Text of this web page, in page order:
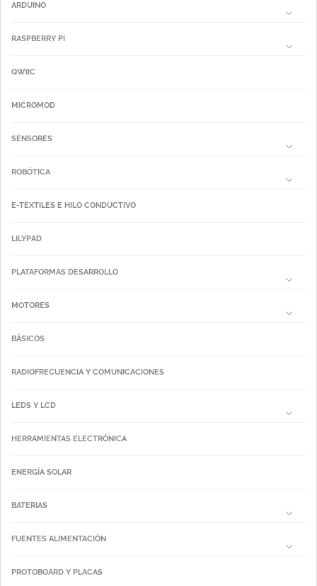
ARDUINO
RASPBERRY PI
QWIIC
MICROMOD
SENSORES
ROBÓTICA
E-TEXTILES E HILO CONDUCTIVO
LILYPAD
PLATAFORMAS DESARROLLO
MOTORES
BÁSICOS
RADIOFRECUENCIA Y COMUNICACIONES
LEDS Y LCD
HERRAMIENTAS ELECTRÓNICA
ENERGÍA SOLAR
BATERIAS
FUENTES ALIMENTACIÓN
PROTOBOARD Y PLACAS